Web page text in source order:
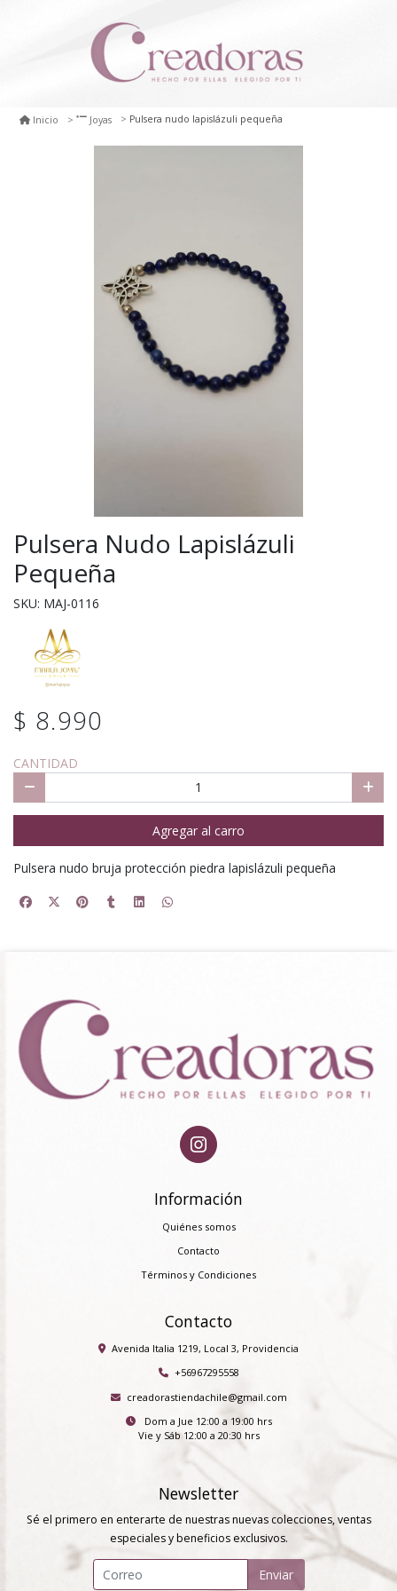
Inicio Joyas Pulsera nudo lapislázuli pequeña
Pulsera Nudo Lapislázuli
Pequeña
SKU: MAJ-0116
$ 8.990
CANTIDAD
Agregar al carro
Pulsera nudo bruja protección piedra lapislázuli pequeña
Información
Quiénes somos
Contacto
Términos y Condiciones
Contacto
Avenida Italia 1219, Local 3, Providencia
+56967295558
creadorastiendachile@gmail.com
Dom a Jue 12:00 a 19:00 hrs
Vie y Sáb 12:00 a 20:30 hrs
Newsletter
Sé el primero en enterarte de nuestras nuevas colecciones, ventas
especiales y beneficios exclusivos.
Enviar